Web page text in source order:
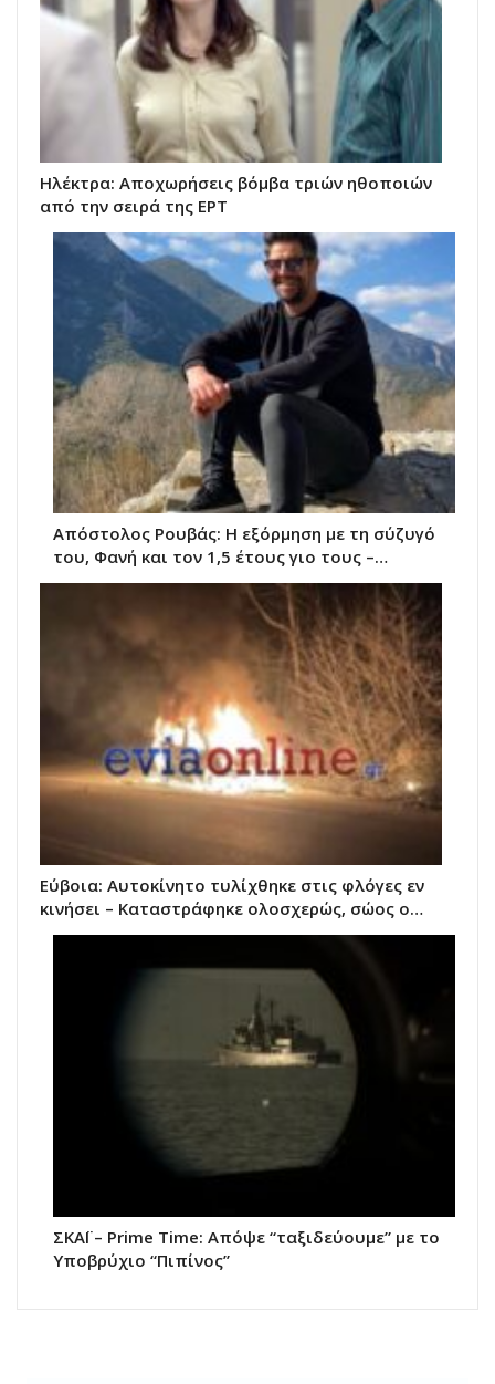
Ηλέκτρα: Αποχωρήσεις βόμβα τριών ηθοποιών
από την σειρά της ΕΡΤ
Απόστολος Ρουβάς: Η εξόρμηση με τη σύζυγό
του, Φανή και τον 1,5 έτους γιο τους –…
Εύβοια: Αυτοκίνητο τυλίχθηκε στις φλόγες εν
κινήσει – Καταστράφηκε ολοσχερώς, σώος ο…
ΣΚΑΪ – Prime Time: Απόψε “ταξιδεύουμε” με το
Υποβρύχιο “Πιπίνος”